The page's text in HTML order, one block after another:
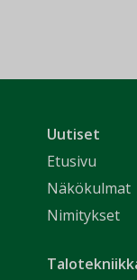
Uutiset
Etusivu
Näkökulmat
Nimitykset